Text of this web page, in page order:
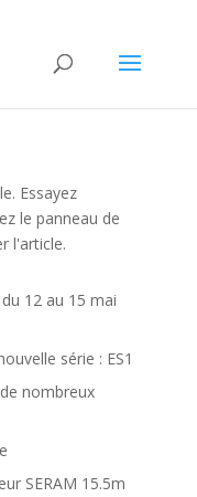
Essayez
le panneau de
l'article.
12 au 15 mai
série : ES1
nombreux
SERAM 15.5m